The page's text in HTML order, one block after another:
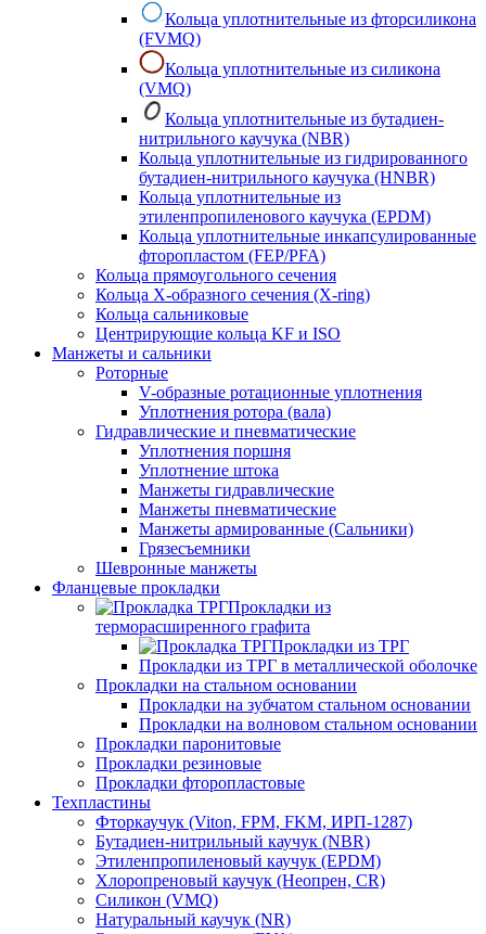
Кольца уплотнительные из фторсиликона
(FVMQ)
Кольца уплотнительные из силикона
(VMQ)
Кольца уплотнительные из бутадиен-
нитрильного каучука (NBR)
Кольца уплотнительные из гидрированного
бутадиен-нитрильного каучука (HNBR)
Кольца уплотнительные из
этиленпропиленового каучука (EPDM)
Кольца уплотнительные инкапсулированные
фторопластом (FEP/PFA)
Кольца прямоугольного сечения
Кольца Х-образного сечения (X-ring)
Кольца сальниковые
Центрирующие кольца KF и ISO
Манжеты и сальники
Роторные
V-образные ротационные уплотнения
Уплотнения ротора (вала)
Гидравлические и пневматические
Уплотнения поршня
Уплотнение штока
Манжеты гидравлические
Манжеты пневматические
Манжеты армированные (Сальники)
Грязесъемники
Шевронные манжеты
Фланцевые прокладки
Прокладки из
терморасширенного графита
Прокладки из ТРГ
Прокладки из ТРГ в металлической оболочке
Прокладки на стальном основании
Прокладки на зубчатом стальном основании
Прокладки на волновом стальном основании
Прокладки паронитовые
Прокладки резиновые
Прокладки фторопластовые
Техпластины
Фторкаучук (Viton, FPM, FKM, ИРП-1287)
Бутадиен-нитрильный каучук (NBR)
Этиленпропиленовый каучук (EPDM)
Хлоропреновый каучук (Неопрен, CR)
Cиликон (VMQ)
Натуральный каучук (NR)